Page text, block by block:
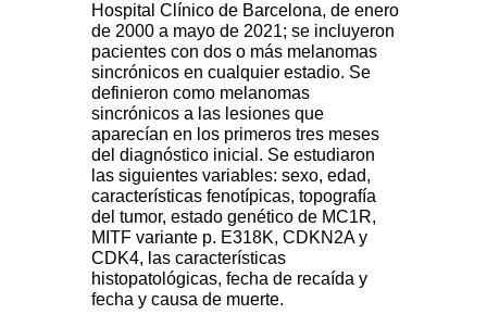
Hospital Clínico de Barcelona, de enero
de 2000 a mayo de 2021; se incluyeron
pacientes con dos o más melanomas
sincrónicos en cualquier estadio. Se
definieron como melanomas
sincrónicos a las lesiones que
aparecían en los primeros tres meses
del diagnóstico inicial. Se estudiaron
las siguientes variables: sexo, edad,
características fenotípicas, topografía
del tumor, estado genético de MC1R,
MITF variante p. E318K, CDKN2A y
CDK4, las características
histopatológicas, fecha de recaída y
fecha y causa de muerte.